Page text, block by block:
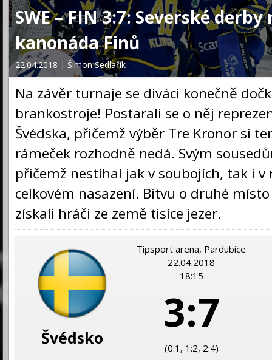
SWE – FIN 3:7: Severské
kanonáda Finů
22.04.2018 | Šimon Sedlařík
Na závěr turnaje se diváci konečně
brankostroje! Postarali se o něj
Švédska, přičemž výběr Tre Kronor si
rámeček rozhodně nedá. Svým
přičemž nestíhal jak v soubojích, tak i v
celkovém nasazení. Bitvu o druhé
získali hráči ze země tisíce jezer.
Švédsko
Tipsport arena, Pardubice
22.04.2018
18:15
3:7
(0:1, 1:2, 2:4)